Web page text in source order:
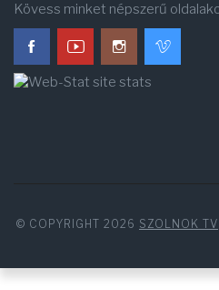
Kövess minket népszerű
© COPYRIGHT 2026 SZOLNOK TV